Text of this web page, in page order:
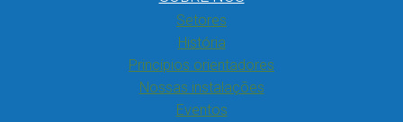
Setores
História
Princípios orientadores
Nossas instalações
Eventos